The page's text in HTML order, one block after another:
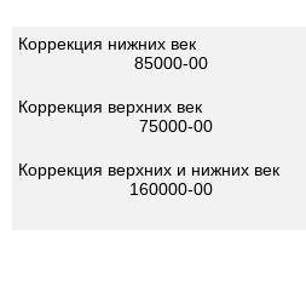
Коррекция
85000-00
Коррекция
75000-00
Коррекция верхних и
160000-00